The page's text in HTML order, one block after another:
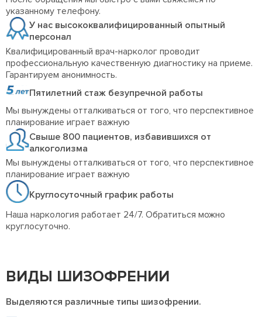
указанному телефону.
У нас высококвалифицированный опытный
персонал
Квалифицированный врач-нарколог проводит
профессиональную качественную диагностику на приеме.
Гарантируем анонимность.
Пятилетний стаж безупречной работы
Мы вынуждены отталкиваться от того, что перспективное
планирование играет важную
Свыше 800 пациентов, избавившихся от
алкоголизма
Мы вынуждены отталкиваться от того, что перспективное
планирование играет важную
Круглосуточный график работы
Наша наркология работает 24/7. Обратиться можно
круглосуточно.
ВИДЫ ШИЗОФРЕНИИ
Выделяются различные типы шизофрении.